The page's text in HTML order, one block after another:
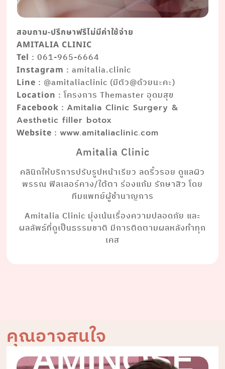
สอบถาม-ปรึกษาฟรีไม่มีค่าใช้จ่าย
AMITALIA CLINIC
Tel : 061-965-6664
Instagram : amitalia.clinic
Line : @amitaliaclinic (มีตัว@ด้วยนะคะ)
Location : โครงการ Themaster อุดมสุข
Facebook :Amitalia Clinic Surgery &
Aesthetic filler botox
Website :www.amitaliaclinic.com
Amitalia Clinic
คลินิกให้บริการปรับรูปหน้าเรียว ลดริ้วรอย ดูแลผิว
พรรณ ฟิลเลอร์คาง/ใต้ตา ร่องแก้ม รักษาสิว โดย
ทีมแพทย์ผู้ชำนาญการ
Amitalia Clinic มุ่งเน้นเรื่องความปลอดภัย และ
ผลลัพธ์ที่ดูเป็นธรรมชาติ มีการติดตามผลหลังทำทุก
เคส
คุณอาจสนใจ